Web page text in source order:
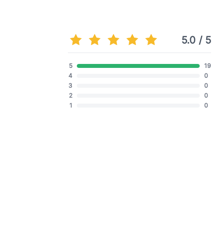
5.0 / 5
5
19
4
0
3
0
2
0
1
0